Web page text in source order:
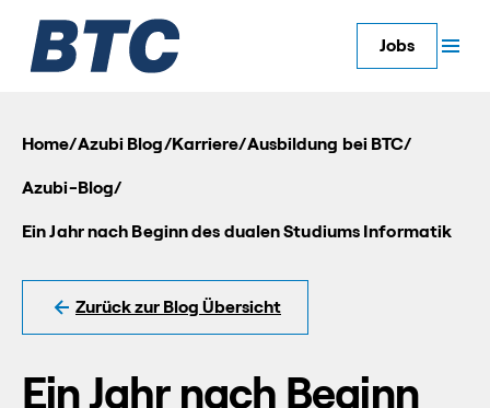
Jobs
Home/Azubi Blog/Karriere/Ausbildung bei BTC/
Azubi-Blog/
Ein Jahr nach Beginn des dualen Studiums Informatik
Zurück zur Blog Übersicht
Ein Jahr nach Beginn